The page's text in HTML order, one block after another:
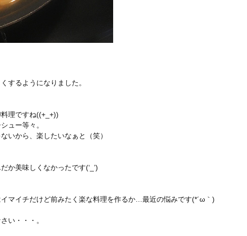
するようになりました。
理ですね((+_+))
ュー等々。
いから、楽したいなぁと（笑）
か美味しくなかったです(‘_’)
マイチだけど前みたく楽な料理を作るか…最近の悩みです(*´ω｀)
い・・・。